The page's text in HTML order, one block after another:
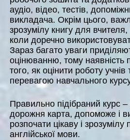
аудіо, відео, тестів,
викладача. Окрім цього,
зрозумілу книгу для вчителя,
коли доречно
Зараз багато уваги
оцінюванню, тому наявність
того, як оцінити роботу
перевагою навчального
Правильно підібраний курс
дорожня карта, допоможе і
розпочати цікаву і зрозумілу
англійської мови.